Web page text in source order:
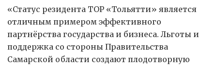
«Статус резидента ТОР «Тольятти» является
отличным примером эффективного
партнёрства государства и бизнеса. Льготы и
поддержка со стороны Правительства
Самарской области создают плодотворную